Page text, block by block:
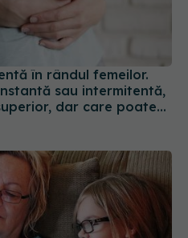
în rândul femeilor.
sau intermitentă,
dar care poate
umărului